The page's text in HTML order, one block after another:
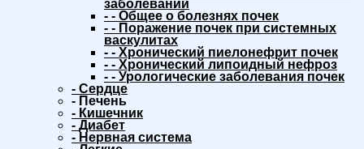
заболеваний
- - Общее о болезнях почек
- - Поражение почек при системных
васкулитах
- - Хронический пиелонефрит почек
- - Хронический липоидный нефроз
- - Урологические заболевания почек
- Сердце
- Печень
- Кишечник
- Диабет
- Нервная система